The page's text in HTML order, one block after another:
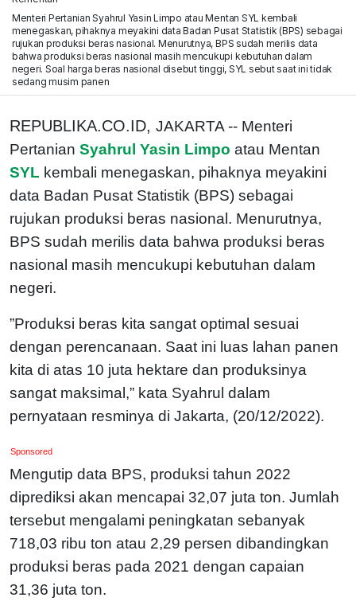
Menteri Pertanian Syahrul Yasin Limpo atau Mentan SYL kembali
menegaskan, pihaknya meyakini data Badan Pusat Statistik (BPS) sebagai
rujukan produksi beras nasional. Menurutnya, BPS sudah merilis data
bahwa produksi beras nasional masih mencukupi kebutuhan dalam
negeri. Soal harga beras nasional disebut tinggi, SYL sebut saat ini tidak
sedang musim panen
REPUBLIKA.CO.ID, JAKARTA -- Menteri
Pertanian Syahrul Yasin Limpo atau Mentan
SYL kembali menegaskan, pihaknya meyakini
data Badan Pusat Statistik (BPS) sebagai
rujukan produksi beras nasional. Menurutnya,
BPS sudah merilis data bahwa produksi beras
nasional masih mencukupi kebutuhan dalam
negeri.
”Produksi beras kita sangat optimal sesuai
dengan perencanaan. Saat ini luas lahan panen
kita di atas 10 juta hektare dan produksinya
sangat maksimal,” kata Syahrul dalam
pernyataan resminya di Jakarta, (20/12/2022).
Sponsored
Mengutip data BPS, produksi tahun 2022
diprediksi akan mencapai 32,07 juta ton. Jumlah
tersebut mengalami peningkatan sebanyak
718,03 ribu ton atau 2,29 persen dibandingkan
produksi beras pada 2021 dengan capaian
31,36 juta ton.